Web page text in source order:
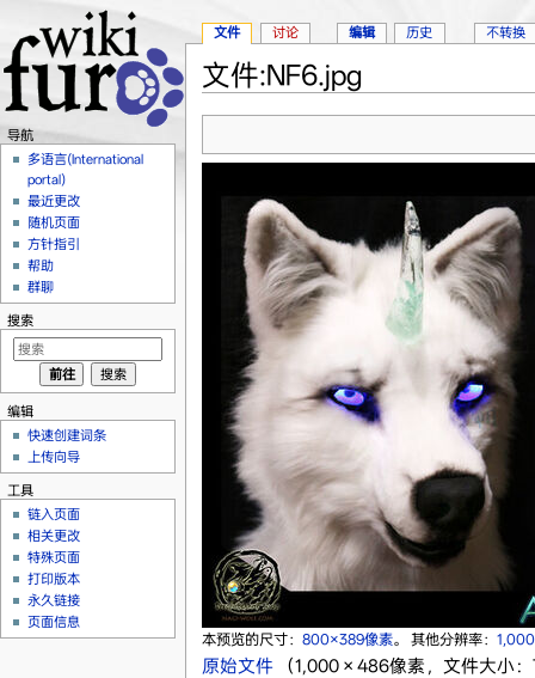
文件:NF6.jpg
本预览的尺寸： 800×389像素。 其他分辨率：
原始文件‎ （1,000 × 486像素，文件大小
文件 讨论 编辑 历史 不转换
导航
多语言(International
portal)
最近更改
随机页面
方针指引
帮助
群聊
搜索
编辑
快速创建词条
上传向导
工具
链入页面
相关更改
特殊页面
打印版本
永久链接
页面信息